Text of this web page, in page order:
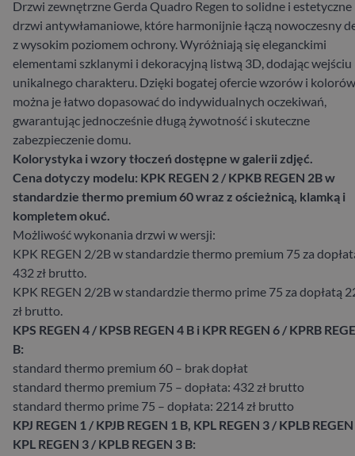
Drzwi zewnętrzne Gerda Quadro Regen to solidne i estetyczne
drzwi antywłamaniowe, które harmonijnie łączą nowoczesny
z wysokim poziomem ochrony. Wyróżniają się eleganckimi
elementami szklanymi i dekoracyjną listwą 3D, dodając wejściu
unikalnego charakteru. Dzięki bogatej ofercie wzorów i
można je łatwo dopasować do indywidualnych oczekiwań,
gwarantując jednocześnie długą żywotność i skuteczne
zabezpieczenie domu.
Kolorystyka i wzory tłoczeń dostępne w galerii zdjęć.
Cena dotyczy modelu: KPK REGEN 2 / KPKB REGEN 2B w
standardzie thermo premium 60 wraz z ościeżnicą, klamką i
kompletem okuć.
Możliwość wykonania drzwi w wersji:
KPK REGEN 2/2B w standardzie thermo premium 75 za
432 zł brutto.
KPK REGEN 2/2B w standardzie thermo prime 75 za dopłatą
zł brutto.
KPS REGEN 4 / KPSB REGEN 4 B i KPR REGEN 6 / KPRB
B:
standard thermo premium 60 – brak dopłat
standard thermo premium 75 – dopłata: 432 zł brutto
standard thermo prime 75 – dopłata: 2214 zł brutto
KPJ REGEN 1 / KPJB REGEN 1 B, KPL REGEN 3 / KPLB
KPL REGEN 3 / KPLB REGEN 3 B: